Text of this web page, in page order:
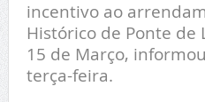
incentivo ao
Histórico de Ponte de
15 de Março,
terça-feira.